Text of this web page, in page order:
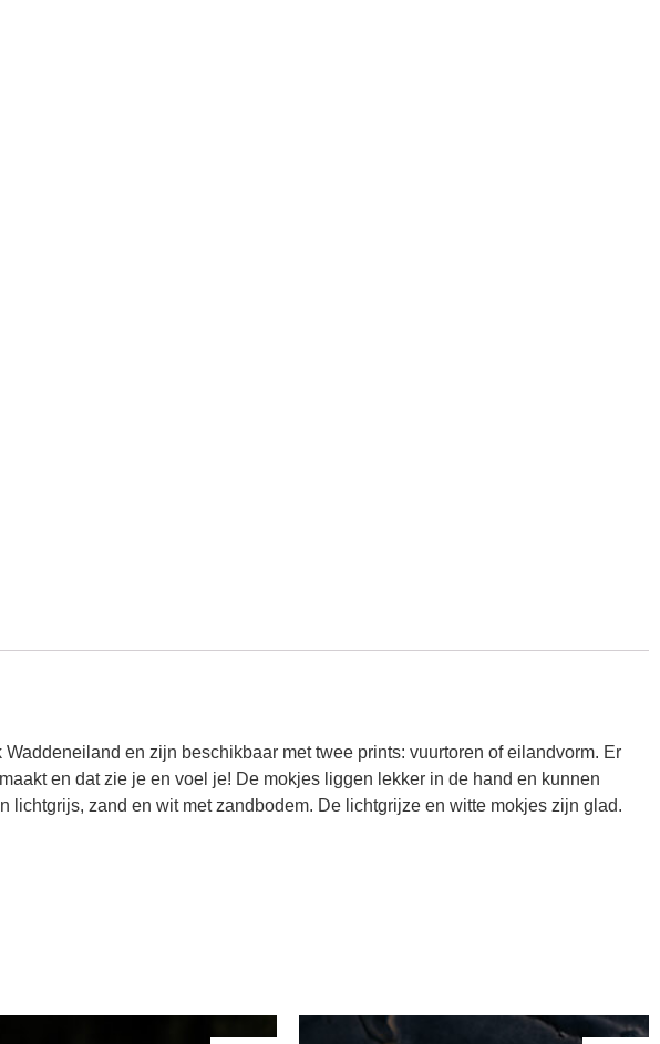
en zijn beschikbaar met twee prints: vuurtoren of eilandvorm. Er
en dat zie je en voel je! De mokjes liggen lekker in de hand en kunnen
zand en wit met zandbodem. De lichtgrijze en witte mokjes zijn glad.